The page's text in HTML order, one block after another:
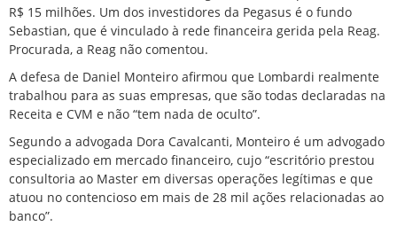
R$ 15 milhões. Um dos investidores da Pegasus é o fundo
Sebastian, que é vinculado à rede financeira gerida pela Reag.
Procurada, a Reag não comentou.
A defesa de Daniel Monteiro afirmou que Lombardi realmente
trabalhou para as suas empresas, que são todas declaradas na
Receita e CVM e não “tem nada de oculto”.
Segundo a advogada Dora Cavalcanti, Monteiro é um advogado
especializado em mercado financeiro, cujo “escritório prestou
consultoria ao Master em diversas operações legítimas e que
atuou no contencioso em mais de 28 mil ações relacionadas ao
banco”.